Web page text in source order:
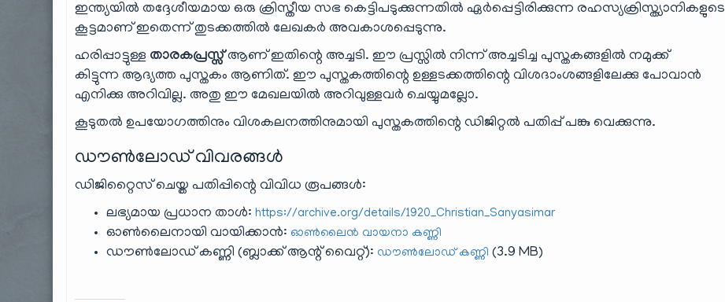
ഇന്ത്യയിൽ തദ്ദേശീയമായ ഒരു ക്രിസ്തീയ സഭ കെട്ടിപടുക്കുന്നതിൽ ഏർപ്പെട്ടിരിക്കുന്ന രഹസ്യക്രിസ്ത്യാനികളുടെ
കൂട്ടമാണ് ഇതെന്ന് തുടക്കത്തിൽ ലേഖകർ അവകാശപ്പെടുന്നു.
ഹരിപ്പാട്ടുള്ള താരകപ്രസ്സ്ആണ് ഇതിന്റെ അച്ചടി. ഈ പ്രസ്സിൽ നിന്ന് അച്ചടിച്ച പുസ്തകങ്ങളിൽ നമുക്ക്
കിട്ടുന്ന ആദ്യത്ത പുസ്തകം ആണിത്. ഈ പുസ്തകത്തിന്റെ ഉള്ളടക്കത്തിന്റെ വിശദാംശങ്ങളിലേക്കു പോവാൻ
എനിക്കു അറിവില്ല. അതു ഈ മേഖലയിൽ അറിവുള്ളവർ ചെയ്യുമല്ലോ.
കൂടുതൽ ഉപയോഗത്തിനും വിശകലനത്തിനുമായി പുസ്തകത്തിന്റെ ഡിജിറ്റൽ പതിപ്പ് പങ്കു വെക്കുന്നു.
ഡൗൺലോഡ് വിവരങ്ങൾ
ഡിജിറ്റൈസ് ചെയ്ത പതിപ്പിന്റെ വിവിധ രൂപങ്ങൾ:
ലഭ്യമായ പ്രധാന താൾ:https://archive.org/details/1920_Christian_Sanyasimar
ഓൺലൈനായി വായിക്കാൻ: ഓൺലൈൻ വായനാ കണ്ണി
ഡൗൺലോഡ് കണ്ണി (ബ്ലാക്ക് ആന്റ് വൈറ്റ്): ഡൗൺലോഡ് കണ്ണി (3.9 MB)